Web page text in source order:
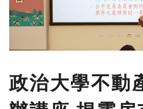
政治大學不動